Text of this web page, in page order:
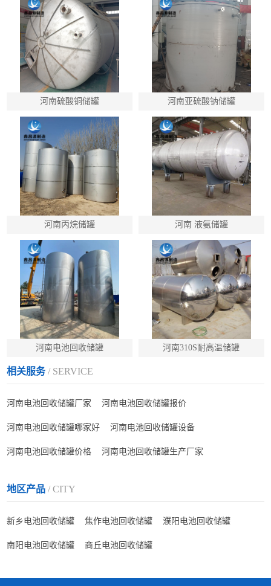
河南硫酸铜储罐 河南亚硫酸钠储罐
河南丙烷储罐 河南 液氨储罐
河南电池回收储罐 河南310S耐高温储罐
相关服务/ SERVICE
河南电池回收储罐厂家 河南电池回收储罐报价
河南电池回收储罐哪家好 河南电池回收储罐设备
河南电池回收储罐价格 河南电池回收储罐生产厂家
地区产品/ CITY
新乡电池回收储罐 焦作电池回收储罐 濮阳电池回收储罐
南阳电池回收储罐 商丘电池回收储罐